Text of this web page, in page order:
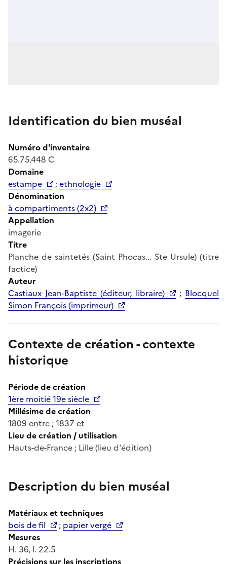
Identification du bien muséal
Numéro d'inventaire
65.75.448 C
Domaine
estampe
;ethnologie
Dénomination
à compartiments (2x2)
Appellation
imagerie
Titre
Planche de saintetés (Saint Phocas... Ste Ursule) (titre
factice)
Auteur
Castiaux Jean-Baptiste (éditeur, libraire)
; Blocquel
Simon François (imprimeur)
Contexte de création - contexte
historique
Période de création
1ère moitié 19e siècle
Millésime de création
1809 entre ; 1837 et
Lieu de création / utilisation
Hauts-de-France ; Lille (lieu d'édition)
Description du bien muséal
Matériaux et techniques
bois de fil
; papier vergé
Mesures
H. 36, l. 22.5
Précisions sur les inscriptions